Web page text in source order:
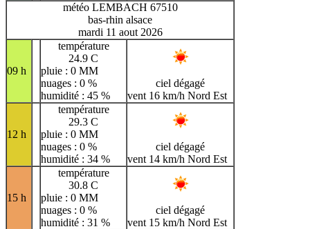
météo LEMBACH 67510
bas-rhin alsace
mardi 11 aout 2026
09 h
température
24.9 C
pluie : 0 MM
nuages : 0 %
humidité : 45 %
ciel dégagé
vent 16 km/h Nord Est
12 h
température
29.3 C
pluie : 0 MM
nuages : 0 %
humidité : 34 %
ciel dégagé
vent 14 km/h Nord Est
15 h
température
30.8 C
pluie : 0 MM
nuages : 0 %
humidité : 31 %
ciel dégagé
vent 15 km/h Nord Est